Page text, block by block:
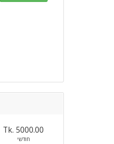
Tk. 5000.00
חודשי